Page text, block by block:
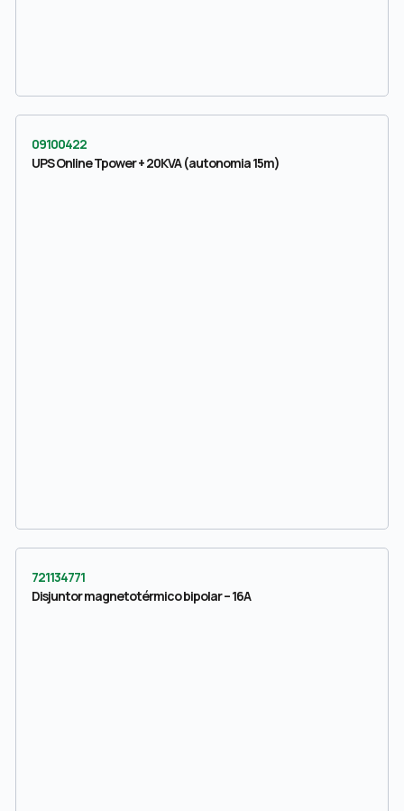
09100422
UPS Online Tpower + 20KVA (autonomia 15m)
721134771
Disjuntor magnetotérmico bipolar – 16A